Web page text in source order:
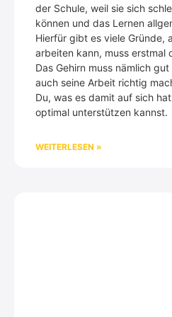
der Schule, weil sie sich
können und das Lernen
Hierfür gibt es viele Gründe,
arbeiten kann, muss erstmal
Das Gehirn muss nämlich
auch seine Arbeit richtig
Du, was es damit auf sich
optimal unterstützen kannst.
WEITERLESEN »